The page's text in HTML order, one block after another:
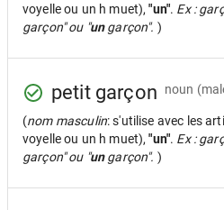
voyelle ou un h muet),"un". Ex :
garçon" ou "ungarçon". )
petit garçon noun
(nom masculin: s'utilise avec les
voyelle ou un h muet),"un". Ex :
garçon" ou "ungarçon". )